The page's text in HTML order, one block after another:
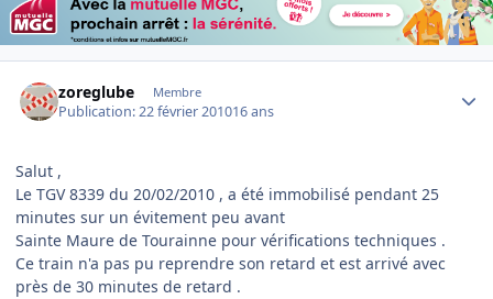
zoreglube Membre
Publication:22 février 201016 ans
Salut ,
Le TGV 8339 du 20/02/2010 , a été immobilisé pendant 25
minutes sur un évitement peu avant
Sainte Maure de Tourainne pour vérifications techniques .
Ce train n'a pas pu reprendre son retard et est arrivé avec
près de 30 minutes de retard .